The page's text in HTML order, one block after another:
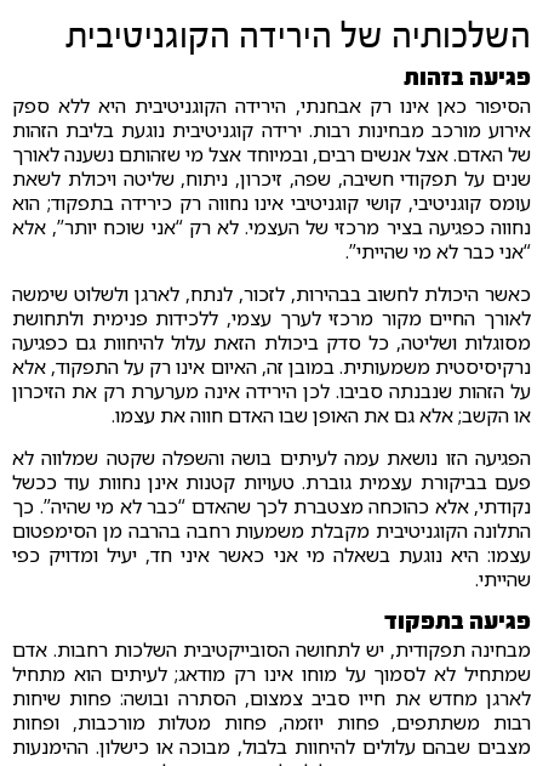
השלכותיה של הירידה הקוגניטיבית
פגיעה בזהות
הסיפור כאן אינו רק אבחנתי, הירידה הקוגניטיבית היא ללא ספק
אירוע מורכב מבחינות רבות. ירידה קוגניטיבית נוגעת בליבת הזהות
של האדם. אצל אנשים רבים, ובמיוחד אצל מי שזהותם נשענה לאורך
שנים על תפקודי חשיבה, שפה, זיכרון, ניתוח, שליטה ויכולת לשאת
עומס קוגניטיבי, קושי קוגניטיבי אינו נחווה רק כירידה בתפקוד; הוא
נחווה כפגיעה בציר מרכזי של העצמי. לא רק “אני שוכח יותר”, אלא
“אני כבר לא מי שהייתי”.
כאשר היכולת לחשוב בבהירות, לזכור, לנתח, לארגן ולשלוט שימשה
לאורך החיים מקור מרכזי לערך עצמי, ללכידות פנימית ולתחושת
מסוגלות ושליטה, כל סדק ביכולת הזאת עלול להיחוות גם כפגיעה
נרקיסיסטית משמעותית. במובן זה, האיום אינו רק על התפקוד, אלא
על הזהות שנבנתה סביבו. לכן הירידה אינה מערערת רק את הזיכרון
או הקשב; אלא גם את האופן שבו האדם חווה את עצמו.
הפגיעה הזו נושאת עמה לעיתים בושה והשפלה שקטה שמלווה לא
פעם בביקורת עצמית גוברת. טעויות קטנות אינן נחוות עוד ככשל
נקודתי, אלא כהוכחה מצטברת לכך שהאדם “כבר לא מי שהיה”. כך
התלונה הקוגניטיבית מקבלת משמעות רחבה בהרבה מן הסימפטום
עצמו: היא נוגעת בשאלה מי אני כאשר איני חד, יעיל ומדויק כפי
שהייתי.
פגיעה בתפקוד
מבחינה תפקודית, יש לתחושה הסובייקטיבית השלכות רחבות. אדם
שמתחיל לא לסמוך על מוחו אינו רק מודאג; לעיתים הוא מתחיל
לארגן מחדש את חייו סביב צמצום, הסתרה ובושה: פחות שיחות
רבות משתתפים, פחות יוזמה, פחות מטלות מורכבות, ופחות
מצבים שבהם עלולים להיחוות בלבול, מבוכה או כישלון. ההימנעות